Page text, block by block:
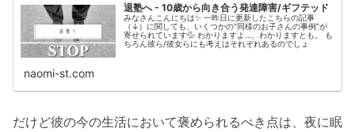
退塾へ - 10歳から向き合う発達障害/ギフテッド
みなさんこんにちは✨ 一昨日に更新したこちらの記事
（↓）に関しても、いくつかの“同様のお子さんの事例”が
寄せられています💦 わかりますよ…、わかりますとも。 も
ちろん彼ら/彼女らにも考えはそれぞれあるのでしょ
naomi-st.com
だけど彼の今の生活において褒められるべき点は、夜に眠